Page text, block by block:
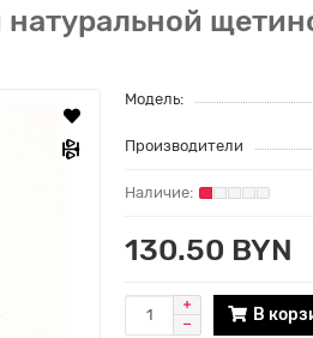
Модель:
Производители
130.50 BYN
В